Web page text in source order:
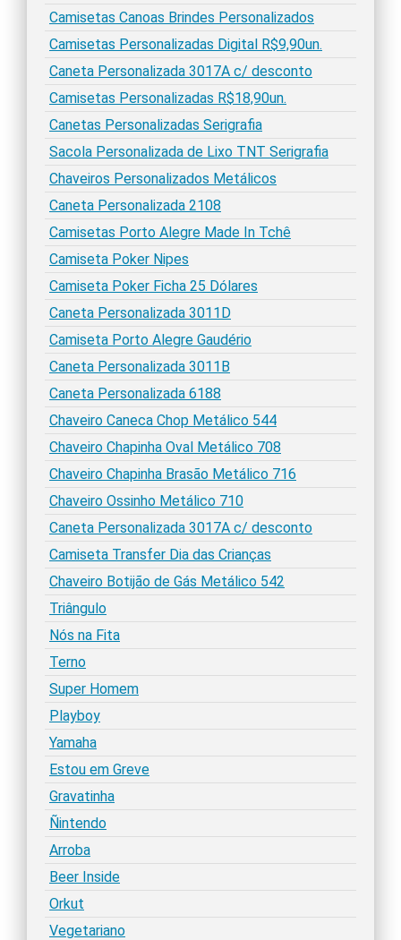
Camisetas Canoas Brindes Personalizados
Camisetas Personalizadas Digital R$9,90un.
Caneta Personalizada 3017A c/ desconto
Camisetas Personalizadas R$18,90un.
Canetas Personalizadas Serigrafia
Sacola Personalizada de Lixo TNT Serigrafia
Chaveiros Personalizados Metálicos
Caneta Personalizada 2108
Camisetas Porto Alegre Made In Tchê
Camiseta Poker Nipes
Camiseta Poker Ficha 25 Dólares
Caneta Personalizada 3011D
Camiseta Porto Alegre Gaudério
Caneta Personalizada 3011B
Caneta Personalizada 6188
Chaveiro Caneca Chop Metálico 544
Chaveiro Chapinha Oval Metálico 708
Chaveiro Chapinha Brasão Metálico 716
Chaveiro Ossinho Metálico 710
Caneta Personalizada 3017A c/ desconto
Camiseta Transfer Dia das Crianças
Chaveiro Botijão de Gás Metálico 542
Triângulo
Nós na Fita
Terno
Super Homem
Playboy
Yamaha
Estou em Greve
Gravatinha
Ñintendo
Arroba
Beer Inside
Orkut
Vegetariano